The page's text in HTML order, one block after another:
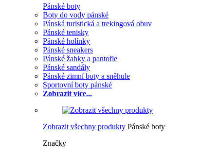
Pánské boty
Boty do vody pánské
Pánská turistická a trekingová obuv
Pánské tenisky
Pánské holínky
Pánské sneakers
Pánské žabky a pantofle
Pánské sandály
Pánské zimní boty a sněhule
Sportovní boty pánské
Zobrazit více...
Zobrazit všechny produkty Pánské boty
Značky